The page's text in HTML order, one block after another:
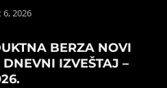
2026
BERZA NOVI
DNEVNI IZVEŠTAJ –